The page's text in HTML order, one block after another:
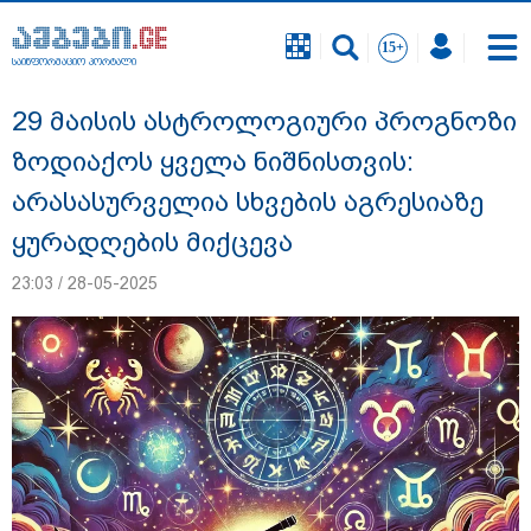
საინფორმაციო პორტალი
გიგა ავალიანის საქმეზე ნია იმნაძეს და
ანასტასია ბერუაშვილს ბრალდება
წარუდგინეს
საინფორმაციო პორტალი
29 მაისის ასტროლოგიური პროგნოზი
ზოდიაქოს ყველა ნიშნისთვის:
არასასურველია სხვების აგრესიაზე
ყურადღების მიქცევა
23:03 / 28-05-2025